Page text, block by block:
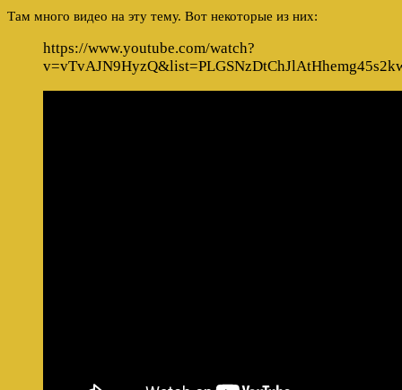
Там много видео на эту тему. Вот некоторые из них:
https://www.youtube.com/watch?